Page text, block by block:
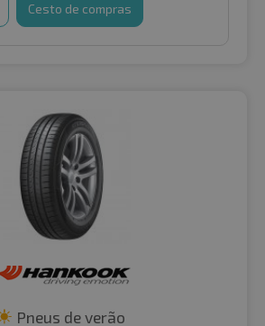
Cesto de compras
Pneus de verão